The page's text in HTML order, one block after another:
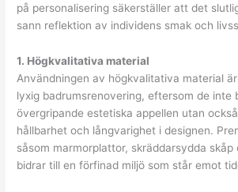
på personalisering säkerställer att det
sann reflektion av individens smak och
1. Högkvalitativa material
Användningen av högkvalitativa material
lyxig badrumsrenovering, eftersom de inte
övergripande estetiska appellen utan
hållbarhet och långvarighet i designen.
såsom marmorplattor, skräddarsydda skåp
bidrar till en förfinad miljö som står emot